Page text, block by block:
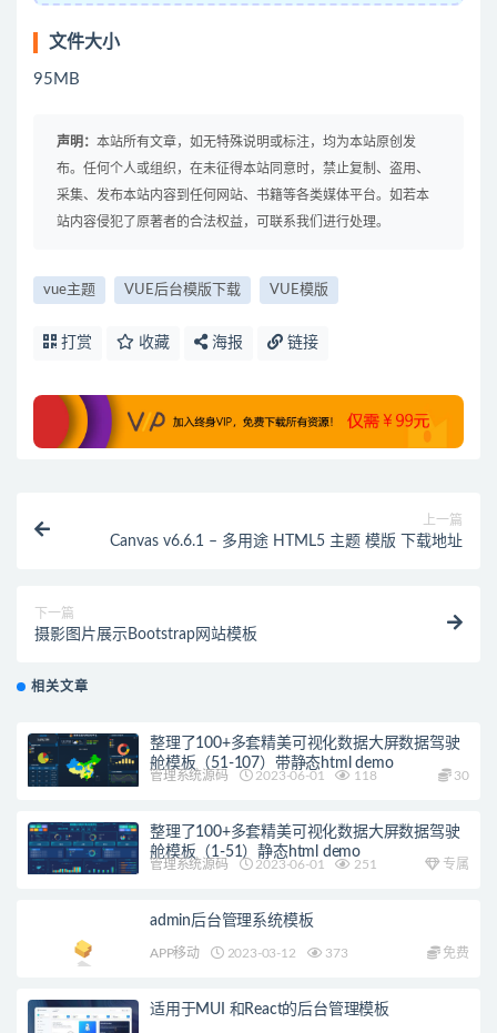
文件大小
95MB
声明： 本站所有文章，如无特殊说明或标注，均为本站原创发
布。任何个人或组织，在未征得本站同意时，禁止复制、盗用、
采集、发布本站内容到任何网站、书籍等各类媒体平台。如若本
站内容侵犯了原著者的合法权益，可联系我们进行处理。
vue主题 VUE后台模版下载 VUE模版
打赏 收藏 海报 链接
上一篇
Canvas v6.6.1 – 多用途 HTML5 主题 模版 下载地址
下一篇
摄影图片展示Bootstrap网站模板
相关文章
整理了100+多套精美可视化数据大屏数据驾驶
舱模板（51-107）带静态html demo
管理系统源码 2023-06-01 118 30
整理了100+多套精美可视化数据大屏数据驾驶
舱模板（1-51）静态html demo
管理系统源码 2023-06-01 251 专属
admin后台管理系统模板
APP移动 2023-03-12 373 免费
适用于MUI 和React的后台管理模板